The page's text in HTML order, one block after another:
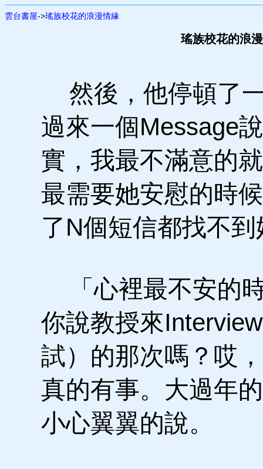
雲台書屋->瑤族校花的浪漫情緣
瑤族校花的浪
然後，他停頓了
過來一個Message
實，我最不滿意的
最需要她安慰的時
了N個短信都找不
「心裡最不安的
你說教授來
試）的那次嗎？哎
真的有事。大過年
小心翼翼的說。